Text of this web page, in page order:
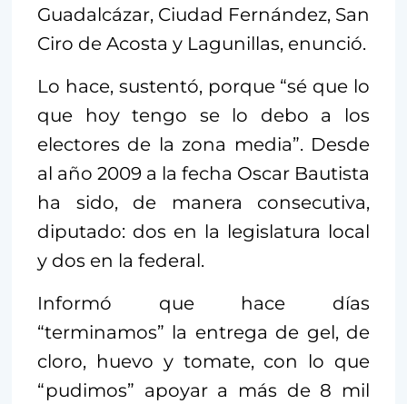
Guadalcázar, Ciudad Fernández, San
Ciro de Acosta y Lagunillas, enunció.
Lo hace, sustentó, porque “sé que lo
que hoy tengo se lo debo a los
electores de la zona media”. Desde
al año 2009 a la fecha Oscar Bautista
ha sido, de manera consecutiva,
diputado: dos en la legislatura local
y dos en la federal.
Informó que hace días
“terminamos” la entrega de gel, de
cloro, huevo y tomate, con lo que
“pudimos” apoyar a más de 8 mil